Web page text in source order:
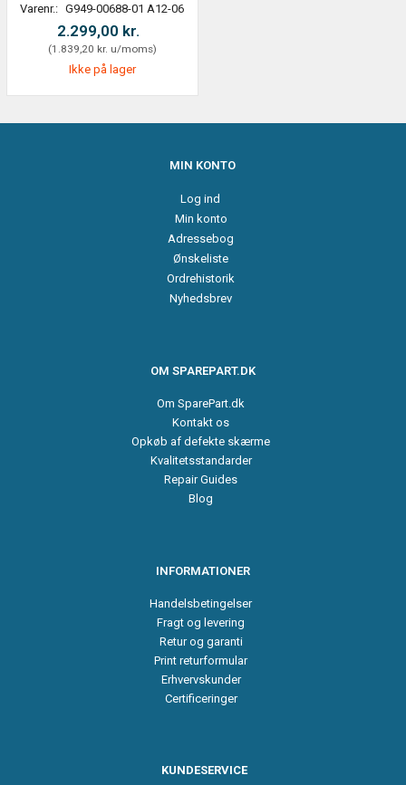
Varenr.: G949-00688-01 A12-06
2.299,00 kr.
(1.839,20 kr. u/moms)
Ikke på lager
MIN KONTO
Log ind
Min konto
Adressebog
Ønskeliste
Ordrehistorik
Nyhedsbrev
OM SPAREPART.DK
Om SparePart.dk
Kontakt os
Opkøb af defekte skærme
Kvalitetsstandarder
Repair Guides
Blog
INFORMATIONER
Handelsbetingelser
Fragt og levering
Retur og garanti
Print returformular
Erhvervskunder
Certificeringer
KUNDESERVICE